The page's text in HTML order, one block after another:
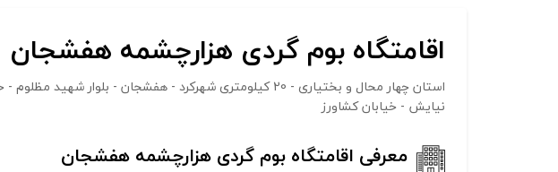
اقامتگاه بوم گردی هزارچشمه هفشجان
استان چهار محال و بختیاری - 20 کیلومتری شهرکرد - هفشجان - بلوار شهید
نیایش - خیابان کشاورز
معرفی اقامتگاه بوم گردی هزارچشمه هفشجان